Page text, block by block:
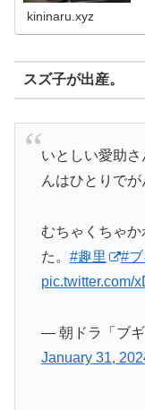
kininaru.xyz
スズ子が出産。
いとしい愛助
んはひとりでが
むちゃくちゃ
た。 #趣里
#
pic.twitter.com/
— 朝ドラ「ブ
January 31,